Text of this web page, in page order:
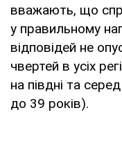
вважають, що
у правильному
відповідей не
чвертей в усіх
на півдні та
до 39 років).